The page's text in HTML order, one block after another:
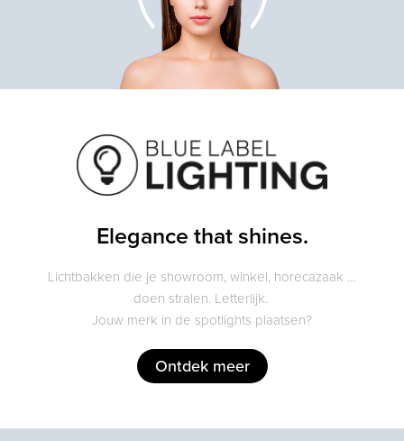
Elegance that shines.
Lichtbakken die je showroom, winkel, horecazaak …
doen stralen. Letterlijk.
Jouw merk in de spotlights plaatsen?
Ontdek meer